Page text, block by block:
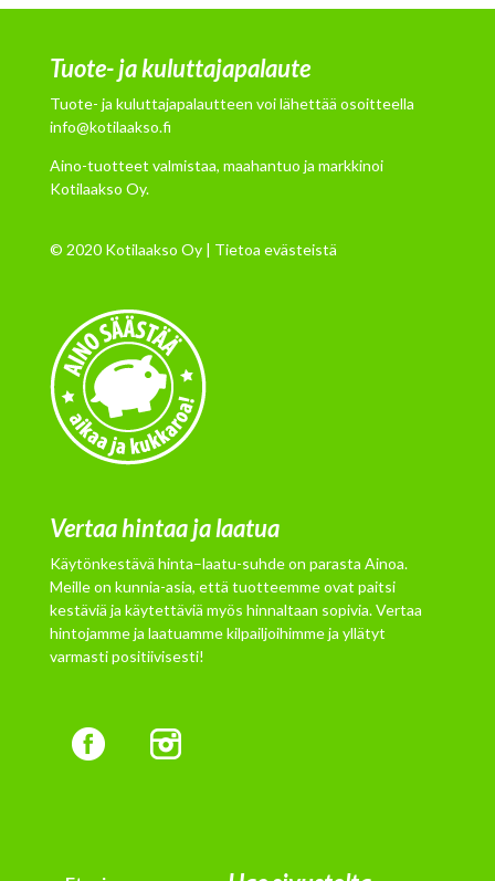
Tuote- ja kuluttajapalaute
Tuote- ja kuluttajapalautteen voi lähettää osoitteella
info@kotilaakso.fi
Aino-tuotteet valmistaa, maahantuo ja markkinoi
Kotilaakso Oy.
© 2020 Kotilaakso Oy | Tietoa evästeistä
Vertaa hintaa ja laatua
Käytönkestävä hinta–laatu-suhde on parasta Ainoa.
Meille on kunnia-asia, että tuotteemme ovat paitsi
kestäviä ja käytettäviä myös hinnaltaan sopivia. Vertaa
hintojamme ja laatuamme kilpailjoihimme ja yllätyt
varmasti positiivisesti!